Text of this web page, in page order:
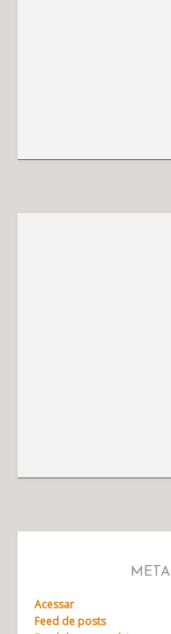
META
Acessar
Feed de posts